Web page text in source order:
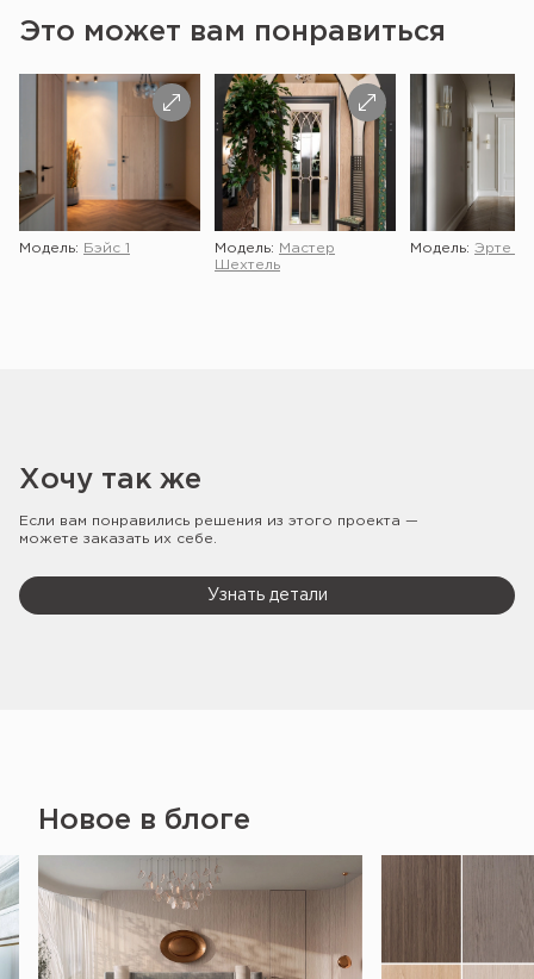
Это может вам понравиться
Модель: Бэйс 1 Модель:
Мастер
Шехтель
Модель: Эрте 2
Хочу так же
Если вам понравились решения из этого проекта —
можете заказать их себе.
Узнать детали
Новое в блоге